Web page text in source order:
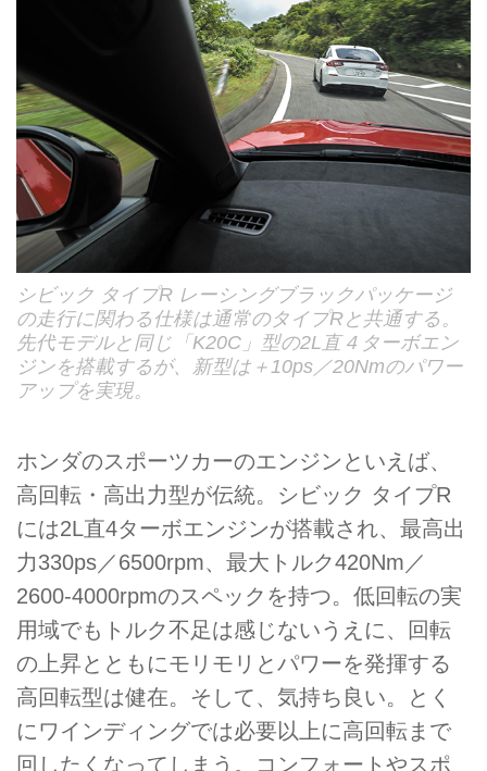
シビック タイプR レーシングブラックパッケージ
の走行に関わる仕様は通常のタイプRと共通する。
先代モデルと同じ「K20C」型の2L直４ターボエン
ジンを搭載するが、新型は＋10ps／20Nmのパワー
アップを実現。
ホンダのスポーツカーのエンジンといえば、
高回転・高出力型が伝統。シビック タイプR
には2L直4ターボエンジンが搭載され、最高出
力330ps／6500rpm、最大トルク420Nm／
2600-4000rpmのスペックを持つ。低回転の実
用域でもトルク不足は感じないうえに、回転
の上昇とともにモリモリとパワーを発揮する
高回転型は健在。そして、気持ち良い。とく
にワインディングでは必要以上に高回転まで
回したくなってしまう。コンフォートやスポ